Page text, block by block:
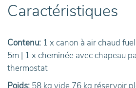
Caractéristiques
Contenu: 1 x canon à air chaud
5m | 1 x cheminée avec chapeau
thermostat